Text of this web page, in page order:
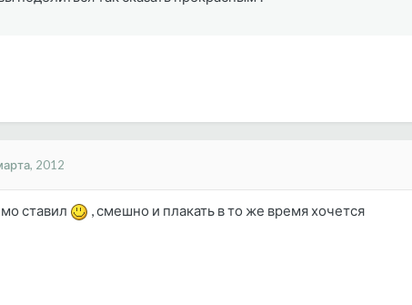
2012
ставил , смешно и плакать в то же время хочется